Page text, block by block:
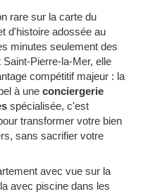
rare sur la carte du
d'histoire adossée au
minutes seulement des
Pierre-la-Mer, elle
compétitif majeur : la
à une conciergerie
spécialisée, c'est
transformer votre bien
sans sacrifier votre
avec vue sur la
avec piscine dans les